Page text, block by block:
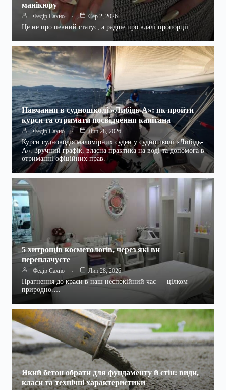
манікюру
Федір Сахно Сер 2, 2026
Це не про певний статус, а радше про вдалі пропорції…
Навчання в судношколі «Либідь-А»: як пройти
курси та отримати посвідчення капітана
Федір Сахно Лип 28, 2026
Курси судноводія маломірних суден у судношколі «Либідь-
А». Зручний графік, власна практика на воді та допомога в
отриманні офіційних прав.
5 хитрощів косметологів, через які ви
переплачуєте
Федір Сахно Лип 28, 2026
Прагнення до краси в наш неспокійний час — цілком
природно.…
Який бетон обрати для фундаменту й стін: види,
класи та технічні характеристики